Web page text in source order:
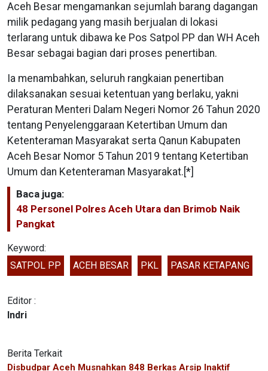
Aceh Besar mengamankan sejumlah barang dagangan
milik pedagang yang masih berjualan di lokasi
terlarang untuk dibawa ke Pos Satpol PP dan WH Aceh
Besar sebagai bagian dari proses penertiban.
Ia menambahkan, seluruh rangkaian penertiban
dilaksanakan sesuai ketentuan yang berlaku, yakni
Peraturan Menteri Dalam Negeri Nomor 26 Tahun 2020
tentang Penyelenggaraan Ketertiban Umum dan
Ketenteraman Masyarakat serta Qanun Kabupaten
Aceh Besar Nomor 5 Tahun 2019 tentang Ketertiban
Umum dan Ketenteraman Masyarakat.[*]
Baca juga:
48 Personel Polres Aceh Utara dan Brimob Naik
Pangkat
Keyword:
SATPOL PP
ACEH BESAR PKL PASAR KETAPANG
Editor :
Indri
Berita Terkait
Disbudpar Aceh Musnahkan 848 Berkas Arsip Inaktif